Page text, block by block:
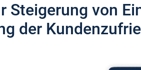
Steigerung von
der